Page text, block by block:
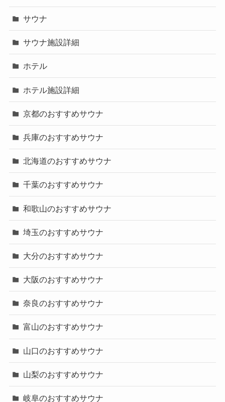
サウナ
サウナ施設詳細
ホテル
ホテル施設詳細
京都のおすすめサウナ
兵庫のおすすめサウナ
北海道のおすすめサウナ
千葉のおすすめサウナ
和歌山のおすすめサウナ
埼玉のおすすめサウナ
大分のおすすめサウナ
大阪のおすすめサウナ
奈良のおすすめサウナ
富山のおすすめサウナ
山口のおすすめサウナ
山梨のおすすめサウナ
岐阜のおすすめサウナ